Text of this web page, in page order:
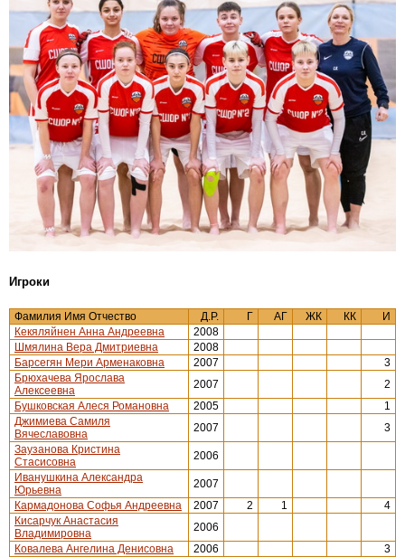
Игроки
Фамилия Имя Отчество Д.Р. Г АГ ЖК КК
И
Кекяляйнен Анна Андреевна
2008
Шмялина Вера Дмитриевна
2008
Барсегян Мери Арменаковна
2007
3
Брюхачева Ярослава
Алексеевна
2007
2
Бушковская Алеся Романовна
2005
1
Джимиева Самиля
Вячеславовна
2007
3
Заузанова Кристина
Стасисовна
2006
Иванушкина Александра
Юрьевна
2007
Кармадонова Софья Андреевна
2007 2 1
4
Кисарчук Анастасия
Владимировна
2006
Ковалева Ангелина Денисовна
2006
3